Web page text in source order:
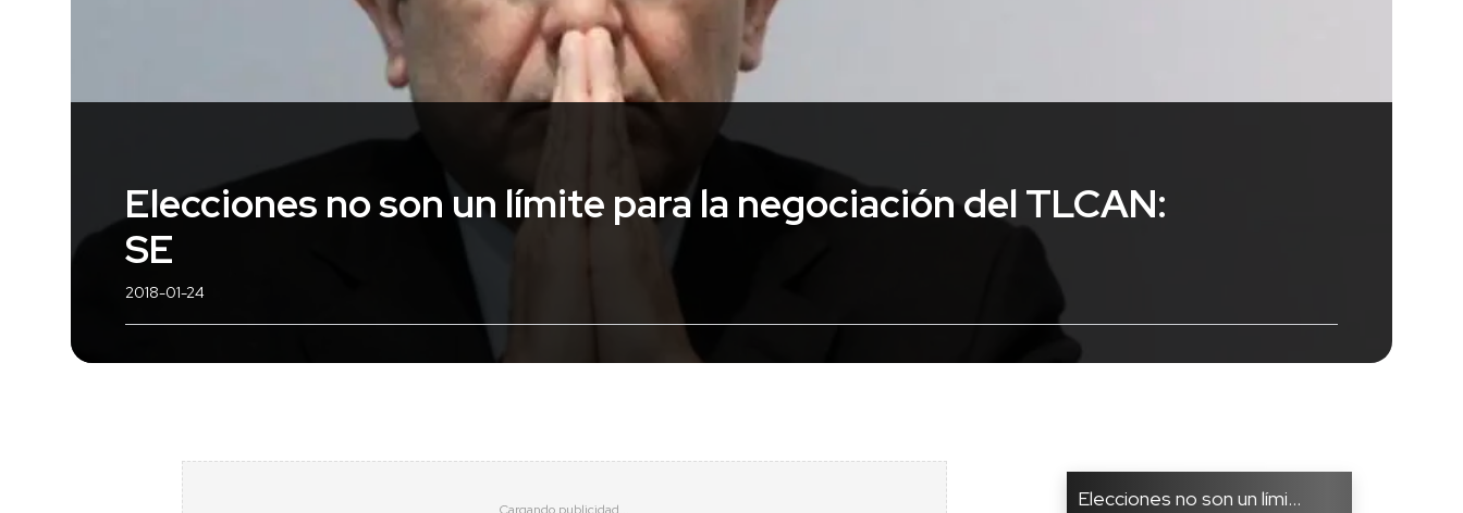
Elecciones no son un límite para la negociación del TLCAN:
SE
2018-01-24
Elecciones no son un lími...